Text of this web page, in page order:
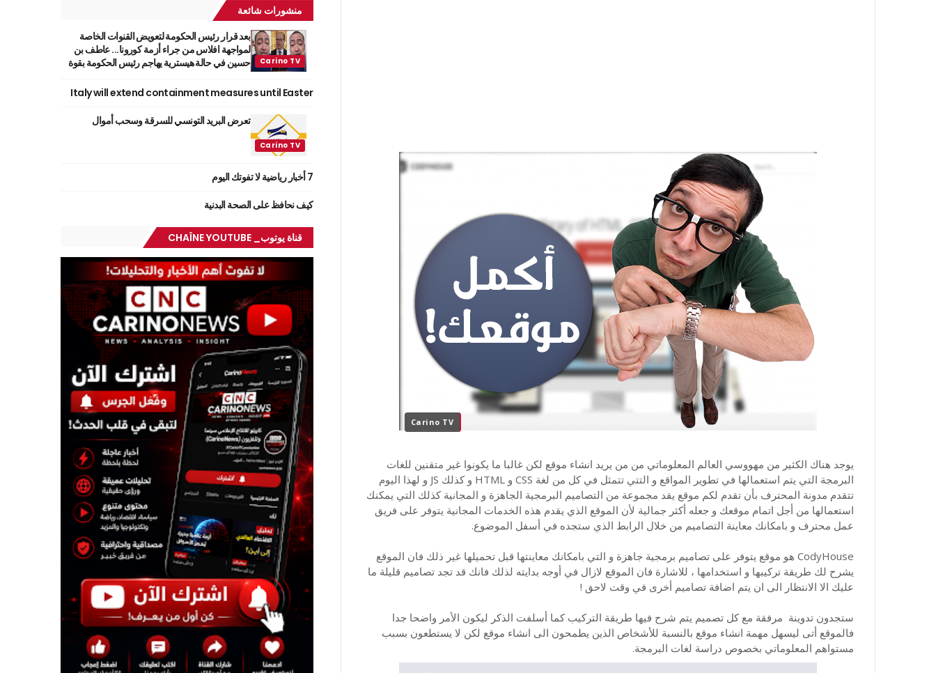
Carino TV
يوجد هناك الكثير من مهووسي العالم المعلوماتي من من يريد انشاء موقع لكن غالبا ما يكونوا غير متقنين للغات
البرمجة التي يتم استعمالها في تطوير المواقع و التتي تتمثل في كل من لغة CSS و HTML و كذلك JS و لهذا اليوم
تتقدم مدونة المحترف بأن تقدم لكم موقع يقد مجموعة من التصاميم البرمجية الجاهزة و المجانية كذلك التي يمكنك
استعمالها من أجل اتمام موقعك و جعله أكثر جمالية لأن الموقع الذي يقدم هذه الخدمات المجانية يتوفر على فريق
عمل محترف و بامكانك معاينة التصاميم من خلال الرابط الذي ستجده في أسفل الموضوع.
CodyHouse هو موقع يتوفر على تصاميم برمجية جاهزة و التي بامكانك معاينتها قبل تحميلها غير ذلك فان الموقع
يشرح لك طريقة تركيبها و استخدامها ، للاشارة فان الموقع لازال في أوجه بدايته لذلك فانك قد تجد تصاميم قليلة ما
عليك الا الانتظار الى ان يتم اضافة تصاميم أخرى في وقت لاحق !
ستجدون تدوينة مرفقة مع كل تصميم يتم شرح فيها طريقة التركيب كما أسلفت الذكر ليكون الأمر واضحا جدا
فالموقع أتى ليسهل مهمة انشاء موقع بالنسبة للأشخاص الذين يطمحون الى انشاء موقع لكن لا يستطعون بسبب
مستواهم المعلوماتي بخصوص دراسة لغات البرمجة.
منشورات شائعة
بعد قرار رئيس الحكومة لتعويض القنوات الخاصة
لمواجهة افلاس من جراء أزمة كورونا... عاطف بن
حسين في حالة هيسترية يهاجم رئيس الحكومة بقوة
Italy will extend containment measures until Easter
تعرض البريد التونسي للسرقة وسحب أموال
7 أخبار رياضية لا تفوتك اليوم
كيف نحافظ على الصحة البدنية
قناة يوتوب_ CHAÎNE YOUTUBE